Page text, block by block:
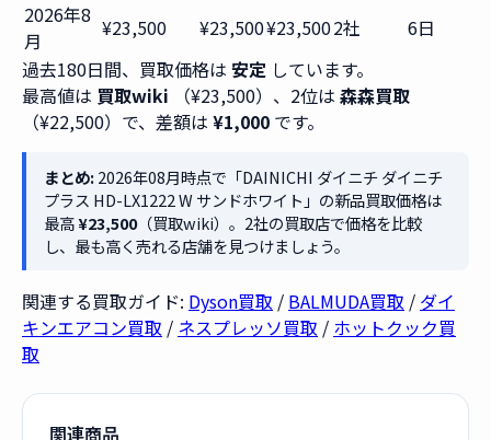
2026年8
月
¥23,500 ¥23,500¥23,5002社
6日
過去180日間、買取価格は 安定 しています。
最高値は 買取wiki （¥23,500）、2位は 森森買取
（¥22,500）で、差額は ¥1,000 です。
まとめ:2026年08月時点で「DAINICHI ダイニチ ダイニチ
プラス HD-LX1222 W サンドホワイト」の新品買取価格は
最高¥23,500（買取wiki）。2社の買取店で価格を比較
し、最も高く売れる店舗を見つけましょう。
関連する買取ガイド: Dyson買取 / BALMUDA買取 / ダイ
キンエアコン買取 / ネスプレッソ買取 / ホットクック買
取
関連商品